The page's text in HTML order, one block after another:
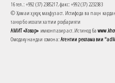
16 тел.: +992 (37) 2385217, факс: +992 (37) 2232383
© Ҳамаи ҳуқуқ маҳфуз аст. Истифода ва паҳн
танҳо бо иҷозати хаттии роҳбарияти
АМИТ «Ховар» имконпазир аст. Истинод ба
Омодакунандаи сомона:Агентии рекламавии